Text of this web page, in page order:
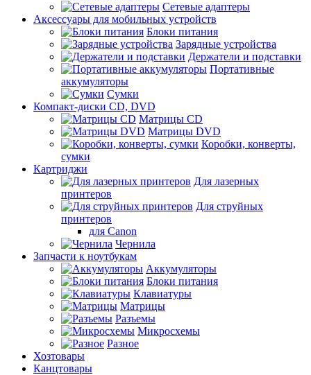
Сетевые адаптеры
Аксессуары для мобильных устройств
Блоки питания
Зарядные устройства
Держатели и подставки
Портативные
аккумуляторы
Сумки
Компакт-диски CD, DVD
Матрицы CD
Матрицы DVD
Коробки, конверты,
сумки
Картриджи
Для лазерных
принтеров
Для струйных
принтеров
для Canon
Чернила
Запчасти к ноутбукам
Аккумуляторы
Блоки питания
Клавиатуры
Матрицы
Разъемы
Микросхемы
Разное
Хозтовары
Канцтовары